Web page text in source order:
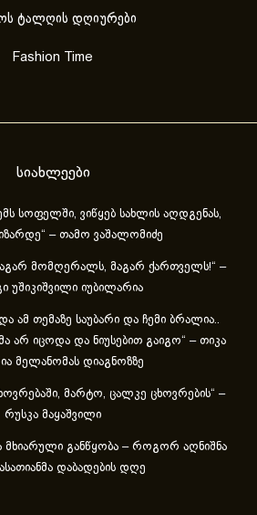
ტალღის დღიურები
Fashion Time
სიახლეები
სოფელში, ვიწყებ სახლის აღდგენას,
– თამო ვაშალომიძე
მომღერალს, მაგარ ქართველს!“ –
უშიკიშვილი იუბილარია
თემაზე საუბარი და ჩემი ბრალია..
არ იცოდა და ნიუსებით გაიგო“ – თიკა
მელანომას დიაგნოზზე
მარ­ტო, ცალ­კე ცხოვ­რე­ბის“ –
რუსკა მაყაშვილი
მხიარული განწყობა – როგორ აღნიშნა
ასათიანმა დაბადების დღე